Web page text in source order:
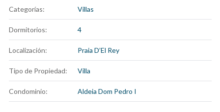
Categorías: Villas
Dormitorios: 4
Localización: Praia D’El Rey
Tipo de Propiedad: Villa
Condominio: Aldeia Dom Pedro I